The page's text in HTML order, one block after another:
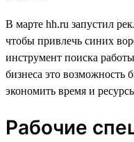
В марте hh.ru запустил
чтобы привлечь синих
инструмент поиска
бизнеса это возможность
экономить время и
Рабочие